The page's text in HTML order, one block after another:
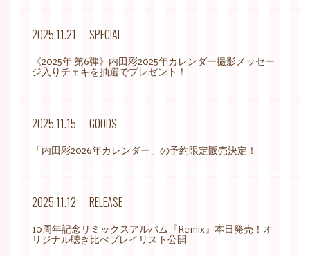
2025.11.21 SPECIAL
《2025年 第6弾》内田彩2025年カレンダー撮影メッセー
ジ入りチェキを抽選でプレゼント！
2025.11.15 GOODS
「内田彩2026年カレンダー」の予約限定販売決定！
2025.11.12 RELEASE
10周年記念リミックスアルバム『Re:mix』本日発売！オ
リジナル聴き比べプレイリスト公開